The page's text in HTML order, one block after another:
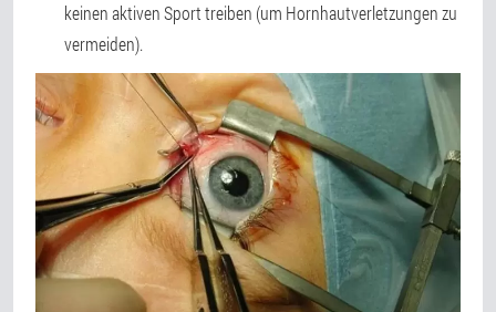
keinen aktiven Sport treiben (um Hornhautverletzungen zu
vermeiden).